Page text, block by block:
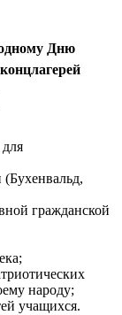
Дню
(Бухенвальд,
гражданской
народу;
учащихся.